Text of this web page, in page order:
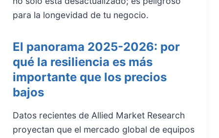
para la longevidad de tu negocio.
El panorama 2025-2026: por
qué la resiliencia es más
importante que los precios
bajos
Datos recientes de Allied Market Research
proyectan que el mercado global de equipos